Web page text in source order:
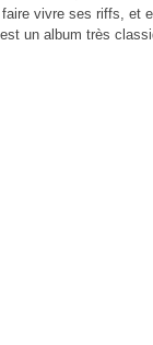
faire vivre ses riffs, et
un album très